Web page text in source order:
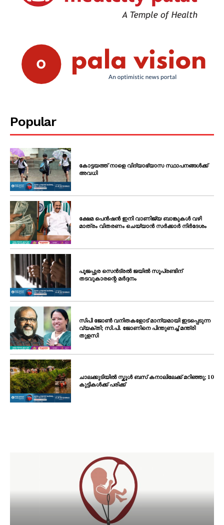
Popular
കോട്ടയത്ത് നാളെ വിദ്യാഭ്യാസ സ്ഥാപനങ്ങൾക്ക്
അവധി
ക്ഷേമ പെൻഷൻ ഇനി വാണിജ്യ ബാങ്കുകൾ വഴി
മാത്രം വിതരണം ചെയ്യാൻ സർക്കാർ നിർദേശം
പൂജപ്പുര സെൻട്രൽ ജയിൽ സൂപ്രണ്ടിന്
തടവുകാരന്റെ മർദ്ദനം
സിപി ജോൺ വനിതകളോട് മാന്യമായി ഇടപ്പെടുന്ന
വ്യക്തി; സി.പി. ജോണിനെ പിന്തുണച്ച് മന്ത്രി
തുളസി
ചാലക്കുടിയിൽ സ്കൂൾ ബസ് കനാലിലേക്ക് മറിഞ്ഞു; 10
കുട്ടികൾക്ക് പരിക്ക്